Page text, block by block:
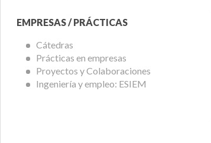
EMPRESAS / PRÁCTICAS
Cátedras
Prácticas en empresas
Proyectos y Colaboraciones
Ingeniería y empleo: ESIEM